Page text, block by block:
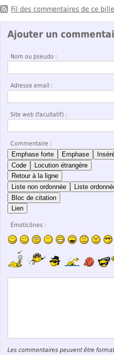
Fil des commentaires de ce
Ajouter un
Nom ou pseudo :
Adresse email :
Site web (facultatif) :
Commentaire :
Emphase forte Emphase
Code
Locution étrangère
Retour à la ligne
Liste non ordonnée
Liste
Bloc de citation
Lien
Émoticônes :
Les commentaires peuvent être